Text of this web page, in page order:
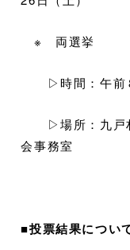
※ 両選挙
▷時間：午前８
▷場所：九戸
会事務室
■投票結果につい